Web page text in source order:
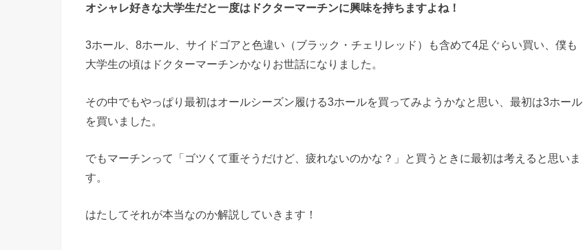
オシャレ好きな大学生だと一度はドクターマーチンに興味を持ちますよね！
3ホール、8ホール、サイドゴアと色違い（ブラック・チェリレッド）も含めて4足ぐらい買い、僕も
大学生の頃はドクターマーチンかなりお世話になりました。
その中でもやっぱり最初はオールシーズン履ける3ホールを買ってみようかなと思い、最初は3ホール
を買いました。
でもマーチンって「ゴツくて重そうだけど、疲れないのかな？」と買うときに最初は考えると思いま
す。
はたしてそれが本当なのか解説していきます！